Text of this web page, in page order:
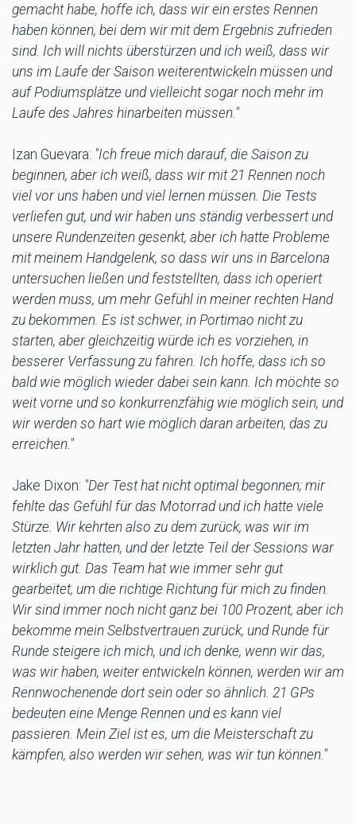
gemacht habe, hoffe ich, dass wir ein erstes Rennen
haben können, bei dem wir mit dem Ergebnis zufrieden
sind. Ich will nichts überstürzen und ich weiß, dass wir
uns im Laufe der Saison weiterentwickeln müssen und
auf Podiumsplätze und vielleicht sogar noch mehr im
Laufe des Jahres hinarbeiten müssen."
Izan Guevara: "Ich freue mich darauf, die Saison zu
beginnen, aber ich weiß, dass wir mit 21 Rennen noch
viel vor uns haben und viel lernen müssen. Die Tests
verliefen gut, und wir haben uns ständig verbessert und
unsere Rundenzeiten gesenkt, aber ich hatte Probleme
mit meinem Handgelenk, so dass wir uns in Barcelona
untersuchen ließen und feststellten, dass ich operiert
werden muss, um mehr Gefühl in meiner rechten Hand
zu bekommen. Es ist schwer, in Portimao nicht zu
starten, aber gleichzeitig würde ich es vorziehen, in
besserer Verfassung zu fahren. Ich hoffe, dass ich so
bald wie möglich wieder dabei sein kann. Ich möchte so
weit vorne und so konkurrenzfähig wie möglich sein, und
wir werden so hart wie möglich daran arbeiten, das zu
erreichen."
Jake Dixon: "Der Test hat nicht optimal begonnen; mir
fehlte das Gefühl für das Motorrad und ich hatte viele
Stürze. Wir kehrten also zu dem zurück, was wir im
letzten Jahr hatten, und der letzte Teil der Sessions war
wirklich gut. Das Team hat wie immer sehr gut
gearbeitet, um die richtige Richtung für mich zu finden.
Wir sind immer noch nicht ganz bei 100 Prozent, aber ich
bekomme mein Selbstvertrauen zurück, und Runde für
Runde steigere ich mich, und ich denke, wenn wir das,
was wir haben, weiter entwickeln können, werden wir am
Rennwochenende dort sein oder so ähnlich. 21 GPs
bedeuten eine Menge Rennen und es kann viel
passieren. Mein Ziel ist es, um die Meisterschaft zu
kämpfen, also werden wir sehen, was wir tun können."